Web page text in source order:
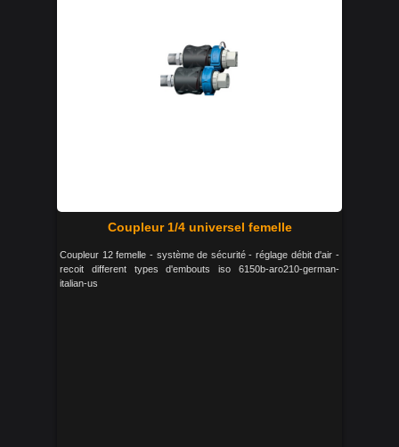
Coupleur 1/4 universel femelle
Coupleur 12 femelle - système de sécurité - réglage débit d'air -
recoit different types d'embouts iso 6150b-aro210-german-
italian-us